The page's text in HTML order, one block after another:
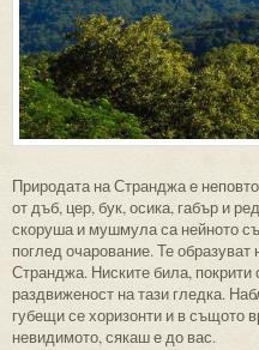
Природата на Странджа е
от дъб, цер, бук, осика, габър и
скоруша и мушмула са нейното
поглед очарование. Те
Странджа. Ниските била, покрити
раздвиженост на тази гледка.
губещи се хоризонти и в същото
невидимото, сякаш е до вас.